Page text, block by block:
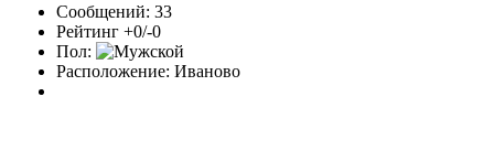
Сообщений: 33
Рейтинг +0/-0
Пол:
Расположение: Иваново